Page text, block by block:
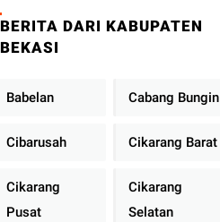
BERITA DARI KABUPATEN
BEKASI
Babelan Cabang Bungin
Cibarusah Cikarang Barat
Cikarang
Pusat
Cikarang
Selatan